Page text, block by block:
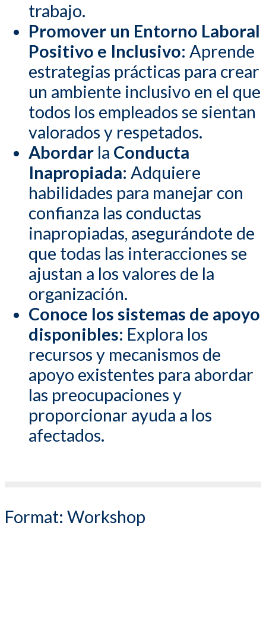
trabajo.
Promover un Entorno Laboral
Positivo e Inclusivo: Aprende
estrategias prácticas para crear
un ambiente inclusivo en el que
todos los empleados se sientan
valorados y respetados.
Abordar la Conducta
Inapropiada: Adquiere
habilidades para manejar con
confianza las conductas
inapropiadas, asegurándote de
que todas las interacciones se
ajustan a los valores de la
organización.
Conoce los sistemas de apoyo
disponibles: Explora los
recursos y mecanismos de
apoyo existentes para abordar
las preocupaciones y
proporcionar ayuda a los
afectados.
Format: Workshop